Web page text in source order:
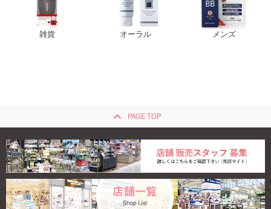
雑貨 オーラル メンズ
keyboard_arrow_up PAGE TOP